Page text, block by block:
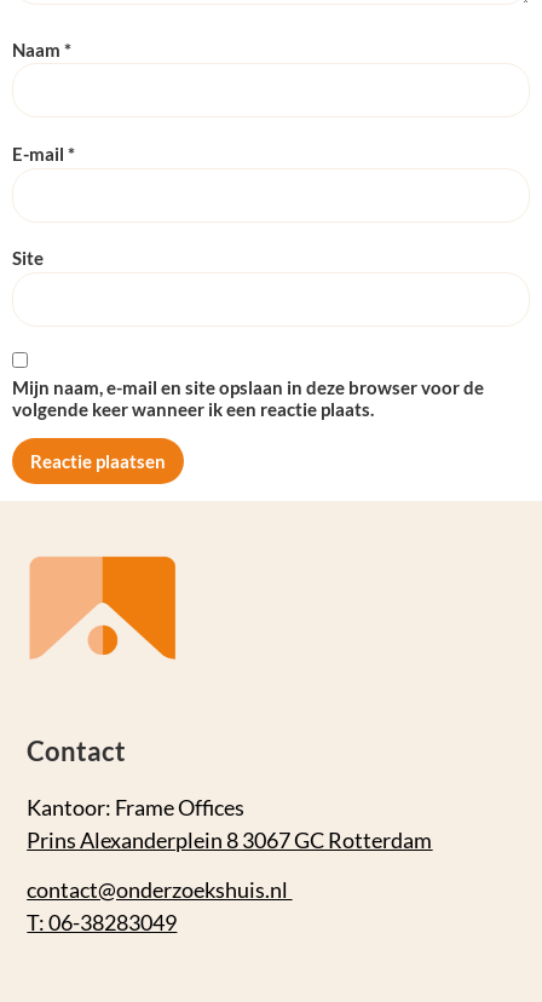
Naam *
E-mail *
Site
Mijn naam, e-mail en site opslaan in deze browser voor de
volgende keer wanneer ik een reactie plaats.
Contact
Kantoor: Frame Offices
Prins Alexanderplein 8 3067 GC Rotterdam
contact@onderzoekshuis.nl
T: 06-38283049